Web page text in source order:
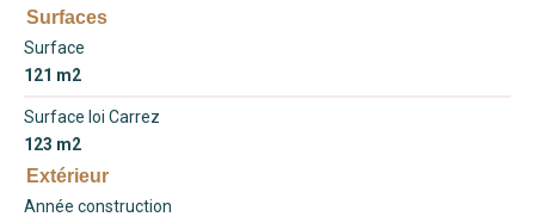
Surfaces
Surface
121 m2
Surface loi Carrez
123 m2
Extérieur
Année construction